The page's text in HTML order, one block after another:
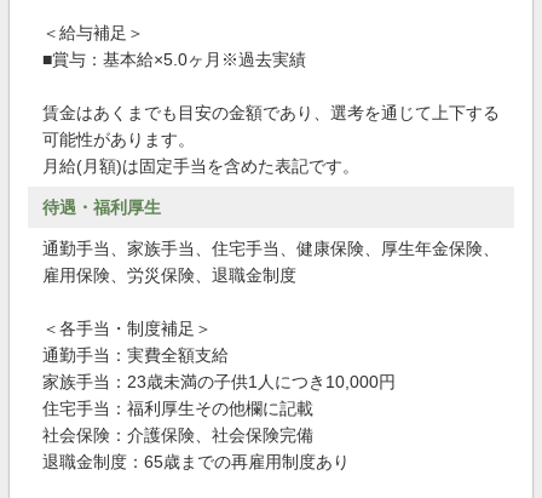
＜給与補足＞
■賞与：基本給×5.0ヶ月※過去実績
賃金はあくまでも目安の金額であり、選考を通じて上下する
可能性があります。
月給(月額)は固定手当を含めた表記です。
待遇・福利厚生
通勤手当、家族手当、住宅手当、健康保険、厚生年金保険、
雇用保険、労災保険、退職金制度
＜各手当・制度補足＞
通勤手当：実費全額支給
家族手当：23歳未満の子供1人につき10,000円
住宅手当：福利厚生その他欄に記載
社会保険：介護保険、社会保険完備
退職金制度：65歳までの再雇用制度あり